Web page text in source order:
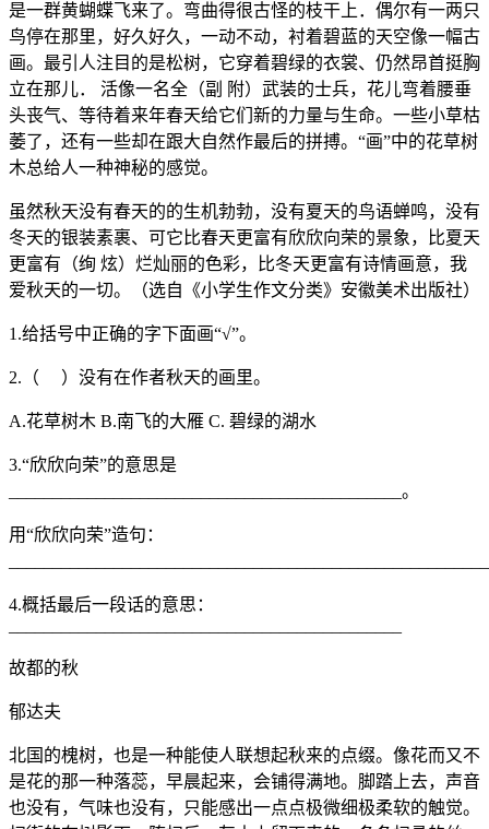
是一群黄蝴蝶飞来了。弯曲得很古怪的枝干上．偶尔有一两只
鸟停在那里，好久好久，一动不动，衬着碧蓝的天空像一幅古
画。最引人注目的是松树，它穿着碧绿的衣裳、仍然昂首挺胸
立在那儿． 活像一名全（副 附）武装的士兵，花儿弯着腰垂
头丧气、等待着来年春天给它们新的力量与生命。一些小草枯
萎了，还有一些却在跟大自然作最后的拼搏。“画”中的花草树
木总给人一种神秘的感觉。
虽然秋天没有春天的的生机勃勃，没有夏天的鸟语蝉鸣，没有
冬天的银装素裹、可它比春天更富有欣欣向荣的景象，比夏天
更富有（绚 炫）烂灿丽的色彩，比冬天更富有诗情画意，我
爱秋天的一切。（选自《小学生作文分类》安徽美术出版社）
1.给括号中正确的字下面画“√”。
2.（ ）没有在作者秋天的画里。
A.花草树木 B.南飞的大雁 C. 碧绿的湖水
3.“欣欣向荣”的意思是
_____________________________________________。
用“欣欣向荣”造句：
4.概括最后一段话的意思：
故都的秋
郁达夫
北国的槐树，也是一种能使人联想起秋来的点缀。像花而又不
是花的那一种落蕊，早晨起来，会铺得满地。脚踏上去，声音
也没有，气味也没有，只能感出一点点极微细极柔软的触觉。